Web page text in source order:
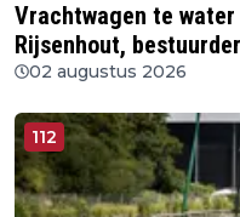
Vrachtwagen te
Rijsenhout,
02 augustus 2026
112